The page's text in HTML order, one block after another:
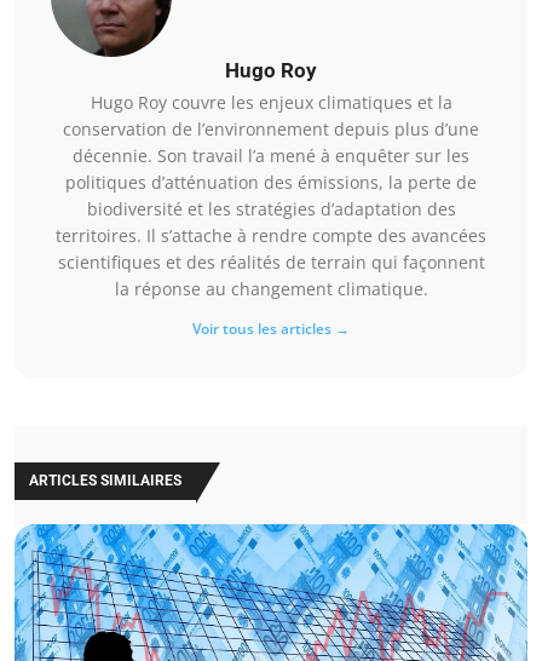
Hugo Roy
Hugo Roy couvre les enjeux climatiques et la
conservation de l’environnement depuis plus d’une
décennie. Son travail l’a mené à enquêter sur les
politiques d’atténuation des émissions, la perte de
biodiversité et les stratégies d’adaptation des
territoires. Il s’attache à rendre compte des avancées
scientifiques et des réalités de terrain qui façonnent
la réponse au changement climatique.
Voir tous les articles →
ARTICLES SIMILAIRES